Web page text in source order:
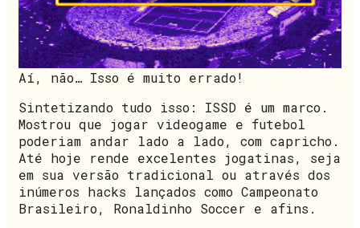
Aí, não… Isso é muito errado!
Sintetizando tudo isso: ISSD é um marco.
Mostrou que jogar videogame e futebol
poderiam andar lado a lado, com capricho.
Até hoje rende excelentes jogatinas, seja
em sua versão tradicional ou através dos
inúmeros hacks lançados como Campeonato
Brasileiro, Ronaldinho Soccer e afins.